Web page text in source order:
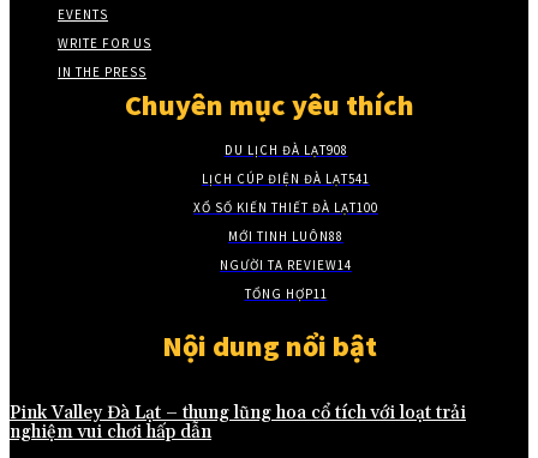
EVENTS
WRITE FOR US
IN THE PRESS
Chuyên mục yêu thích
DU LỊCH ĐÀ LẠT908
LỊCH CÚP ĐIỆN ĐÀ LẠT541
XỔ SỐ KIẾN THIẾT ĐÀ LẠT100
MỚI TINH LUÔN88
NGƯỜI TA REVIEW14
TỔNG HỢP11
Nội dung nổi bật
Pink Valley Đà Lạt – thung lũng hoa cổ tích với loạt trải
nghiệm vui chơi hấp dẫn